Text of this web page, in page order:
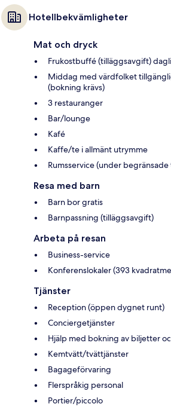
Hotellbekvämligheter
Mat och dryck
Frukostbuffé (tilläggsavgift)
Middag med värdfolket
(bokning krävs)
3 restauranger
Bar/lounge
Kafé
Kaffe/te i allmänt utrymme
Rumsservice (under
Resa med barn
Barn bor gratis
Barnpassning (tilläggsavgift)
Arbeta på resan
Business-service
Konferenslokaler (393
Tjänster
Reception (öppen dygnet runt)
Conciergetjänster
Hjälp med bokning av biljetter
Kemtvätt/tvättjänster
Bagageförvaring
Flerspråkig personal
Portier/piccolo